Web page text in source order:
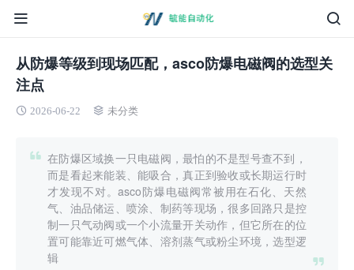
从防爆等级到现场匹配，asco防爆电磁阀的选型关
注点
2026-06-22 未分类
在防爆区域换一只电磁阀，最怕的不是型号查不到，
而是看起来能装、能吸合，真正到验收或长期运行时
才发现不对。asco防爆电磁阀常被用在石化、天然
气、油品储运、喷涂、制药等现场，很多回路只是控
制一只气动阀或一个小流量开关动作，但它所在的位
置可能靠近可燃气体、溶剂蒸气或粉尘环境，选型逻
辑